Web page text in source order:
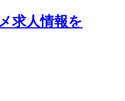
求人情報を